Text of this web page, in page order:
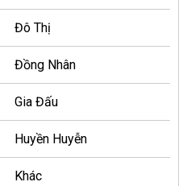
Đô Thị
Đồng Nhân
Gia Đấu
Huyền Huyễn
Khác